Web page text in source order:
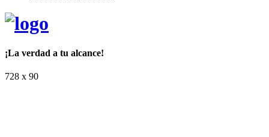
¡La verdad a tu alcance!
728 x 90